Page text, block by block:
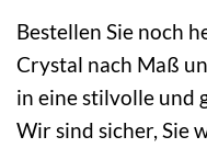
Bestellen Sie noch
Crystal nach Maß
in eine stilvolle und
Wir sind sicher, Sie